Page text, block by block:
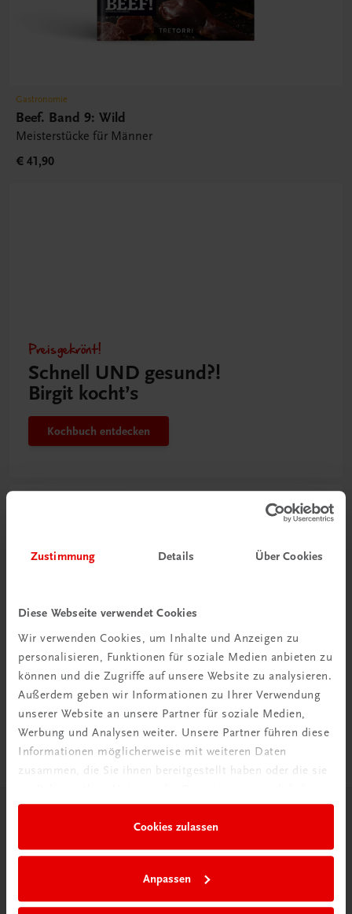
Zustimmung Details Über Cookies
Diese Webseite verwendet Cookies
Wir verwenden Cookies, um Inhalte und Anzeigen zu
personalisieren, Funktionen für soziale Medien anbieten zu
können und die Zugriffe auf unsere Website zu analysieren.
Außerdem geben wir Informationen zu Ihrer Verwendung
unserer Website an unsere Partner für soziale Medien,
Werbung und Analysen weiter. Unsere Partner führen diese
Informationen möglicherweise mit weiteren Daten
zusammen, die Sie ihnen bereitgestellt haben oder die sie
Cookies zulassen
Anpassen
Gastronomie
Beef. Band 9: Wild
Meisterstücke für Männer
€ 41,90
Preisgekrönt!
Schnell UND gesund?!
Birgit kocht’s
Kochbuch entdecken
Rabattcode erhalten
Newsletter abonnieren
& Versandkosten sparen
Jetzt anmelden
Herzlich willkommen bei TRAUNER!